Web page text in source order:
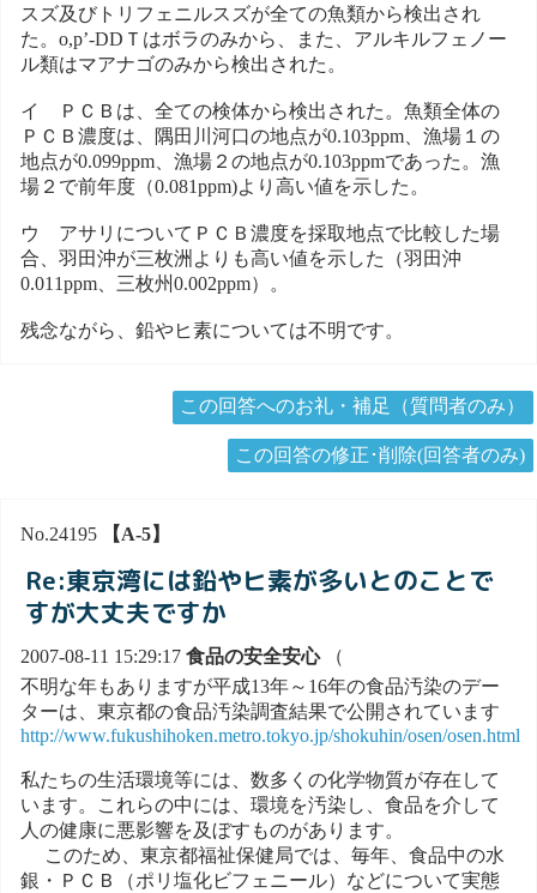
スズ及びトリフェニルスズが全ての魚類から検出され
た。o,p’-DDＴはボラのみから、また、アルキルフェノー
ル類はマアナゴのみから検出された。
イ ＰＣＢは、全ての検体から検出された。魚類全体の
ＰＣＢ濃度は、隅田川河口の地点が0.103ppm、漁場１の
地点が0.099ppm、漁場２の地点が0.103ppmであった。漁
場２で前年度（0.081ppm)より高い値を示した。
ウ アサリについてＰＣＢ濃度を採取地点で比較した場
合、羽田沖が三枚洲よりも高い値を示した（羽田沖
0.011ppm、三枚州0.002ppm）。
残念ながら、鉛やヒ素については不明です。
この回答へのお礼・補足（質問者のみ）
この回答の修正･削除(回答者のみ)
No.24195 【A-5】
Re:東京湾には鉛やヒ素が多いとのことで
すが大丈夫ですか
2007-08-11 15:29:17 食品の安全安心（
不明な年もありますが平成13年～16年の食品汚染のデー
ターは、東京都の食品汚染調査結果で公開されています
http://www.fukushihoken.metro.tokyo.jp/shokuhin/osen/osen.html
私たちの生活環境等には、数多くの化学物質が存在して
います。これらの中には、環境を汚染し、食品を介して
人の健康に悪影響を及ぼすものがあります。
このため、東京都福祉保健局では、毎年、食品中の水
銀・ＰＣＢ（ポリ塩化ビフェニール）などについて実態